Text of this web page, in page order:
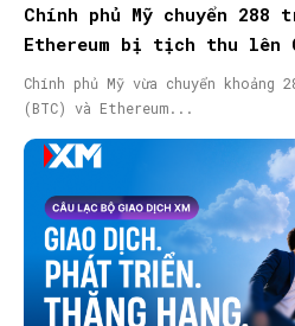
Chính phủ Mỹ chuyển
Ethereum bị tịch thu lên
Chính phủ Mỹ vừa chuyển
(BTC) và Ethereum...